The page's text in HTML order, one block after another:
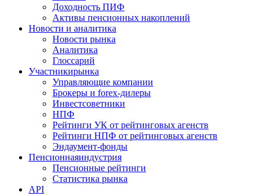
Доходность ПИФ
Активы пенсионных накоплений
Новости и аналитика
Новости рынка
Аналитика
Глоссарий
Участникирынка
Управляющие компании
Брокеры и forex-дилеры
Инвестсоветники
НПФ
Рейтинги УК от рейтинговых агенств
Рейтинги НПФ от рейтинговых агенств
Эндаумент-фонды
Пенсионнаяиндустрия
Пенсионные рейтинги
Статистика рынка
API